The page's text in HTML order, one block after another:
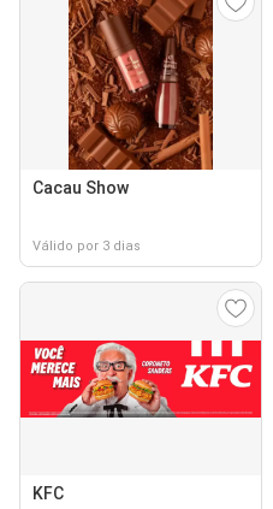
Cacau Show
Válido por 3 dias
KFC